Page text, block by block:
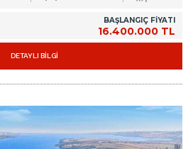
BAŞLANGIÇ FİYATI
16.400.000 TL
DETAYLI BİLGİ